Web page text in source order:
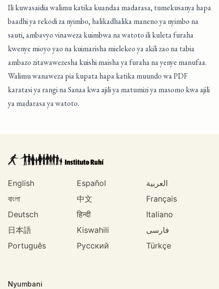
Ili kuwasaidia walimu katika kuandaa madarasa, tumekusanya hapa
baadhi ya rekodi za nyimbo, halikadhalika maneno ya nyimbo na
sauti, ambavyo vinaweza kuimbwa na watoto ili kuleta furaha
kwenye mioyo yao na kuimarisha mielekeo ya akili zao na tabia
ambazo zitawawezesha kuishi maisha ya furaha na yenye manufaa.
Walimu wanaweza pia kupata hapa katika muundo wa PDF
karatasi ya ranginaSanaakwa ajili ya matumizi ya masomo kwa ajili
ya madarasa ya watoto.
English Español
العربية
বাংলা
中文
Français
Deutsch
हिन्दी
Italiano
日本語
Kiswahili
فارسی
Português
Русский Türkçe
Nyumbani